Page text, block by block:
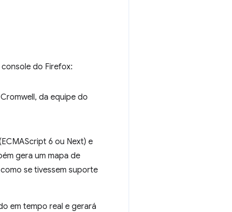
do Firefox:
Cromwell, da equipe do
6 ou Next) e
gera um mapa de
se tivessem suporte
em tempo real e gerará